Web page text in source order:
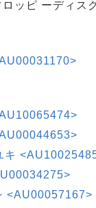
ッピ ーディス
キ
<AU00057167>